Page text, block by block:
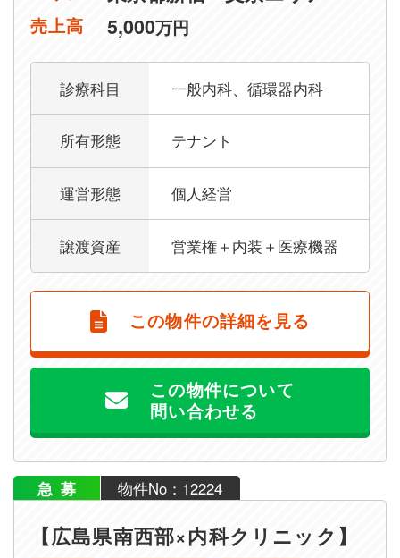
売上高 5,000万円
診療科目 一般内科、循環器内科
所有形態 テナント
運営形態 個人経営
譲渡資産 営業権＋内装＋医療機器
この物件の詳細を見る
この物件について
問い合わせる
急募 物件No：12224
【広島県南西部×内科クリニック】